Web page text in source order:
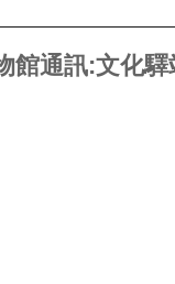
館通訊:文化驛